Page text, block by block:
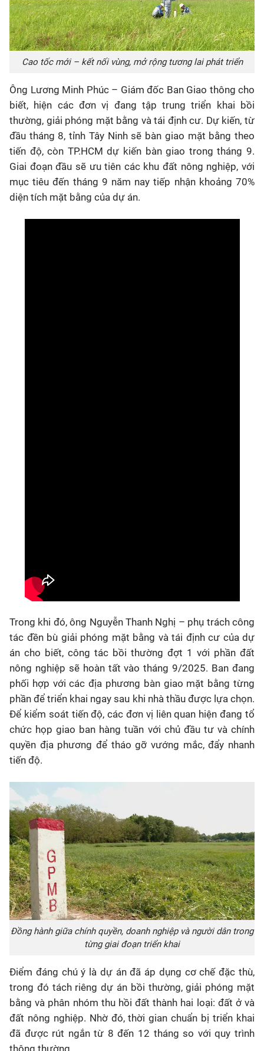
Cao tốc mới – kết nối vùng, mở rộng tương lai phát triển
Ông Lương Minh Phúc – Giám đốc Ban Giao thông cho
biết, hiện các đơn vị đang tập trung triển khai bồi
thường, giải phóng mặt bằng và tái định cư. Dự kiến, từ
đầu tháng 8, tỉnh Tây Ninh sẽ bàn giao mặt bằng theo
tiến độ, còn TP.HCM dự kiến bàn giao trong tháng 9.
Giai đoạn đầu sẽ ưu tiên các khu đất nông nghiệp, với
mục tiêu đến tháng 9 năm nay tiếp nhận khoảng 70%
diện tích mặt bằng của dự án.
Trong khi đó, ông Nguyễn Thanh Nghị – phụ trách công
tác đền bù giải phóng mặt bằng và tái định cư của dự
án cho biết, công tác bồi thường đợt 1 với phần đất
nông nghiệp sẽ hoàn tất vào tháng 9/2025. Ban đang
phối hợp với các địa phương bàn giao mặt bằng từng
phần để triển khai ngay sau khi nhà thầu được lựa chọn.
Để kiểm soát tiến độ, các đơn vị liên quan hiện đang tổ
chức họp giao ban hàng tuần với chủ đầu tư và chính
quyền địa phương để tháo gỡ vướng mắc, đẩy nhanh
tiến độ.
Đồng hành giữa chính quyền, doanh nghiệp và người dân trong
từng giai đoạn triển khai
Điểm đáng chú ý là dự án đã áp dụng cơ chế đặc thù,
trong đó tách riêng dự án bồi thường, giải phóng mặt
bằng và phân nhóm thu hồi đất thành hai loại: đất ở và
đất nông nghiệp. Nhờ đó, thời gian chuẩn bị triển khai
đã được rút ngắn từ 8 đến 12 tháng so với quy trình
thông thường.